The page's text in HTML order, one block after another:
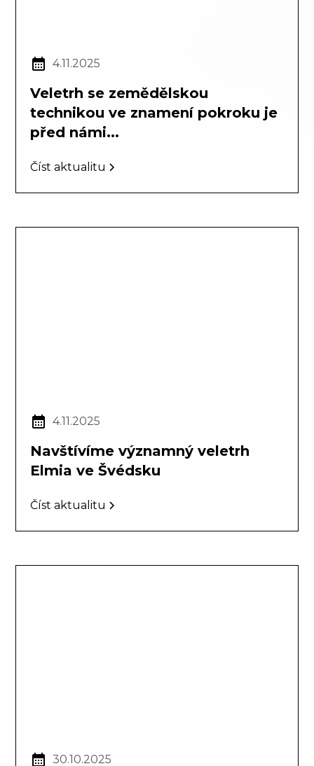
4.11.2025
Veletrh se zemědělskou
technikou ve znamení pokroku je
před námi...
Číst aktualitu
4.11.2025
Navštívíme významný veletrh
Elmia ve Švédsku
Číst aktualitu
30.10.2025